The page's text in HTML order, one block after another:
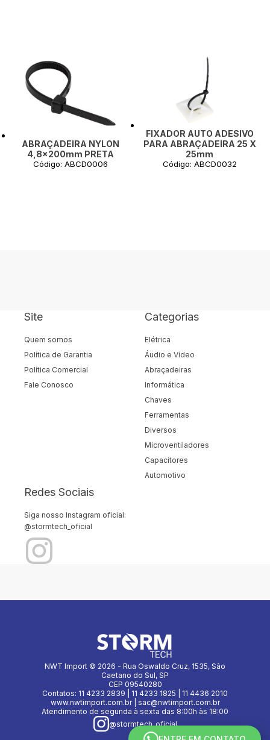
ABRAÇADEIRA NYLON
4,8x200mm PRETA
Código: ABCD0006
FIXADOR AUTO ADESIVO
PARA ABRAÇADEIRA 25 X
25mm
Código: ABCD0032
Site
Quem somos
Política de Garantia
Política Comercial
Fale Conosco
Categorias
Elétrica
Áudio e Vídeo
Abraçadeiras
Informática
Chaves
Ferramentas
Diversos
Microventiladores
Capacitores
Automotivo
Redes Sociais
Siga nosso Instagram oficial:
@stormtech_oficial
NWT Import © 2026 - Rua Oswaldo Cruz, 1535, São
Caetano do Sul, SP
CEP 09540280
Contatos: 11 4233 2839 | 11 4233 1825 | 11 4436 2010
www.nwtimport.com.br | sac@nwtimport.com.br
Atendimento de segunda à sexta das 8:00h às 18:00
@stormtech_oficial